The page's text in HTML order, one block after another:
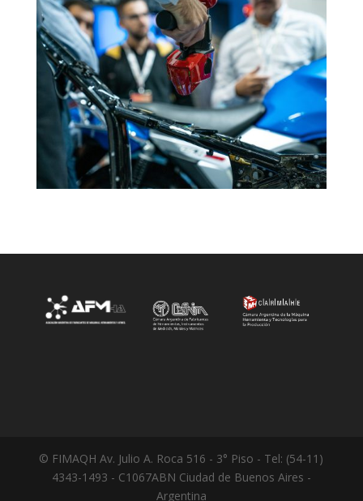
© FIMAQH Av. Julio A. Roca 516 - 3° Piso - Tel: (54-11)
4343-1493 - C1067ABN Ciudad de Buenos Aires -
Argentina